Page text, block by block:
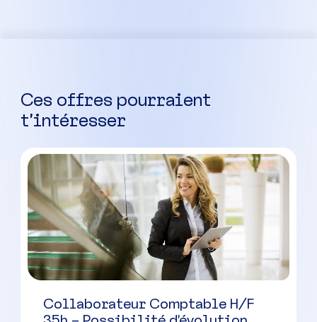
Ces offres pourraient
t’intéresser
Collaborateur Comptable H/F